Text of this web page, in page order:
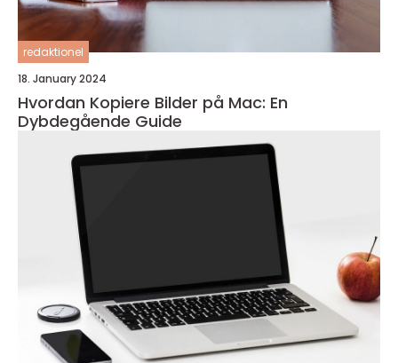
redaktionel
18. January 2024
Hvordan Kopiere Bilder på Mac: En
Dybdegående Guide